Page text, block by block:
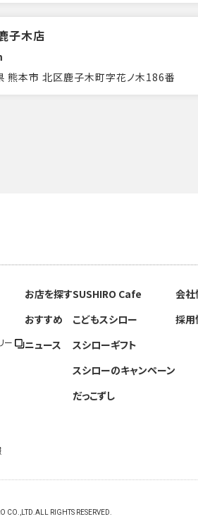
子木店
熊本市 北区鹿子木町字花ノ木186番
ー
お店を探す
おすすめ
ニュース
SUSHIRO Cafe
こどもスシロー
スシローギフト
スシローのキャンペーン
だっこずし
会社
採用
CO.,LTD.ALL RIGHTS RESERVED.